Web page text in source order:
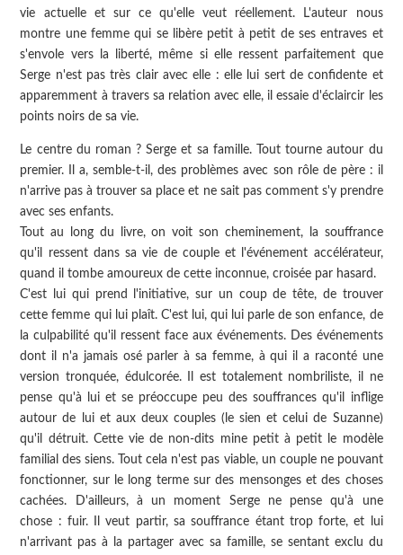
vie actuelle et sur ce qu'elle veut réellement. L'auteur nous
montre une femme qui se libère petit à petit de ses entraves et
s'envole vers la liberté, même si elle ressent parfaitement que
Serge n'est pas très clair avec elle : elle lui sert de confidente et
apparemment à travers sa relation avec elle, il essaie d'éclaircir les
points noirs de sa vie.
Le centre du roman ? Serge et sa famille. Tout tourne autour du
premier. Il a, semble-t-il, des problèmes avec son rôle de père : il
n'arrive pas à trouver sa place et ne sait pas comment s'y prendre
avec ses enfants.
Tout au long du livre, on voit son cheminement, la souffrance
qu'il ressent dans sa vie de couple et l'événement accélérateur,
quand il tombe amoureux de cette inconnue, croisée par hasard.
C'est lui qui prend l'initiative, sur un coup de tête, de trouver
cette femme qui lui plaît. C'est lui, qui lui parle de son enfance, de
la culpabilité qu'il ressent face aux événements. Des événements
dont il n'a jamais osé parler à sa femme, à qui il a raconté une
version tronquée, édulcorée. Il est totalement nombriliste, il ne
pense qu'à lui et se préoccupe peu des souffrances qu'il inflige
autour de lui et aux deux couples (le sien et celui de Suzanne)
qu'il détruit. Cette vie de non-dits mine petit à petit le modèle
familial des siens. Tout cela n'est pas viable, un couple ne pouvant
fonctionner, sur le long terme sur des mensonges et des choses
cachées. D'ailleurs, à un moment Serge ne pense qu'à une
chose : fuir. Il veut partir, sa souffrance étant trop forte, et lui
n'arrivant pas à la partager avec sa famille, se sentant exclu du